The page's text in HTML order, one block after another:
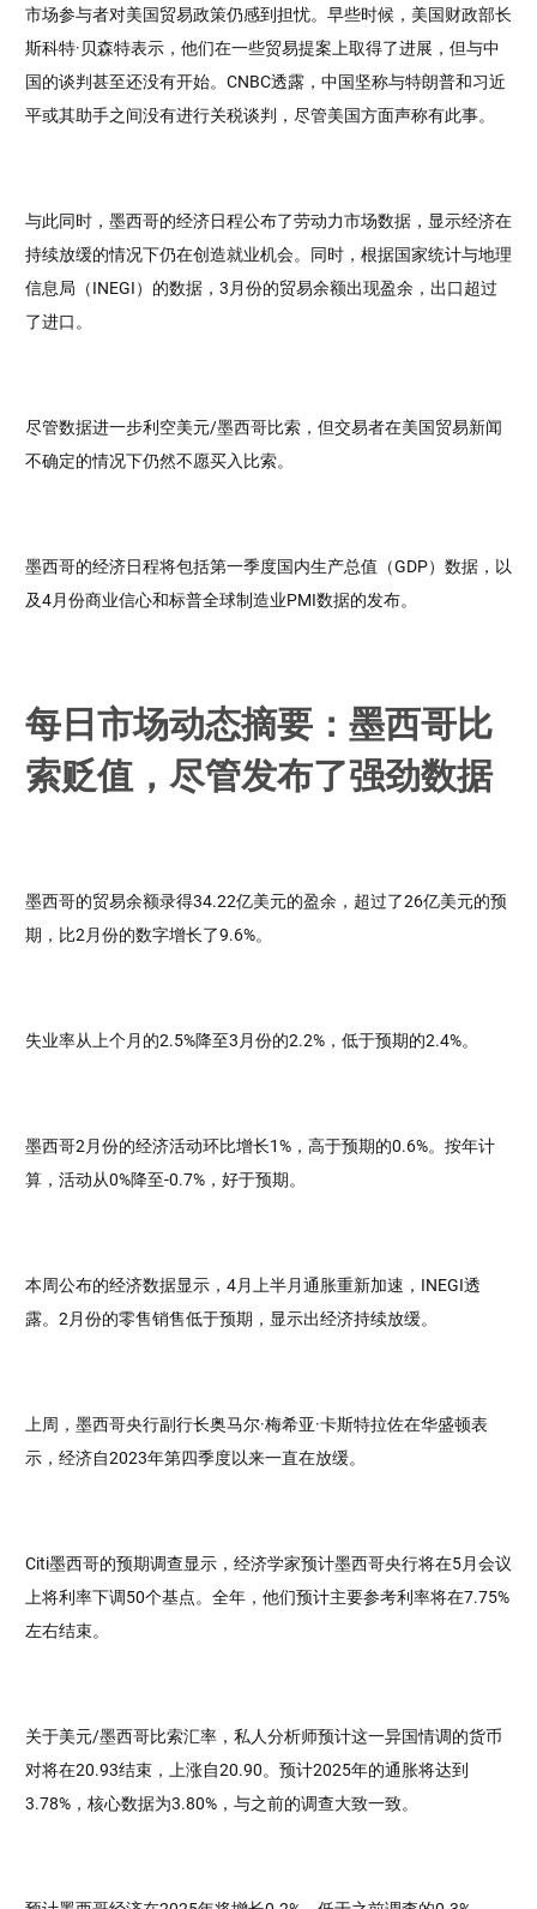
市场参与者对美国贸易政策仍感到担忧。早些时候，美国财政部长
斯科特·贝森特表示，他们在一些贸易提案上取得了进展，但与中
国的谈判甚至还没有开始。CNBC透露，中国坚称与特朗普和习近
平或其助手之间没有进行关税谈判，尽管美国方面声称有此事。
与此同时，墨西哥的经济日程公布了劳动力市场数据，显示经济在
持续放缓的情况下仍在创造就业机会。同时，根据国家统计与地理
信息局（INEGI）的数据，3月份的贸易余额出现盈余，出口超过
了进口。
尽管数据进一步利空美元/墨西哥比索，但交易者在美国贸易新闻
不确定的情况下仍然不愿买入比索。
墨西哥的经济日程将包括第一季度国内生产总值（GDP）数据，以
及4月份商业信心和标普全球制造业PMI数据的发布。
每日市场动态摘要：墨西哥比
索贬值，尽管发布了强劲数据
墨西哥的贸易余额录得34.22亿美元的盈余，超过了26亿美元的预
期，比2月份的数字增长了9.6%。
失业率从上个月的2.5%降至3月份的2.2%，低于预期的2.4%。
墨西哥2月份的经济活动环比增长1%，高于预期的0.6%。按年计
算，活动从0%降至-0.7%，好于预期。
本周公布的经济数据显示，4月上半月通胀重新加速，INEGI透
露。2月份的零售销售低于预期，显示出经济持续放缓。
上周，墨西哥央行副行长奥马尔·梅希亚·卡斯特拉佐在华盛顿表
示，经济自2023年第四季度以来一直在放缓。
Citi墨西哥的预期调查显示，经济学家预计墨西哥央行将在5月会议
上将利率下调50个基点。全年，他们预计主要参考利率将在7.75%
左右结束。
关于美元/墨西哥比索汇率，私人分析师预计这一异国情调的货币
对将在20.93结束，上涨自20.90。预计2025年的通胀将达到
3.78%，核心数据为3.80%，与之前的调查大致一致。